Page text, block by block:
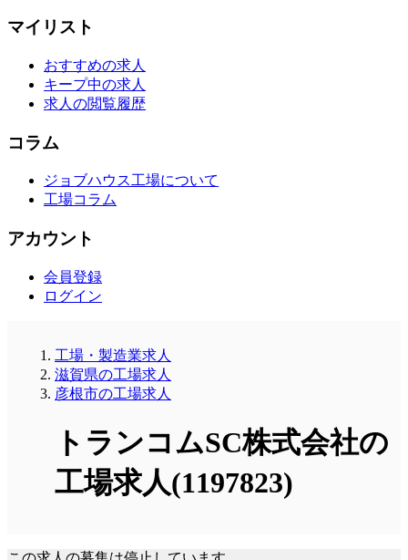
マイリスト
おすすめの求人
キープ中の求人
求人の閲覧履歴
コラム
ジョブハウス工場について
工場コラム
アカウント
会員登録
ログイン
工場・製造業求人
滋賀県の工場求人
彦根市の工場求人
トランコムSC株式会社の
工場求人(1197823)